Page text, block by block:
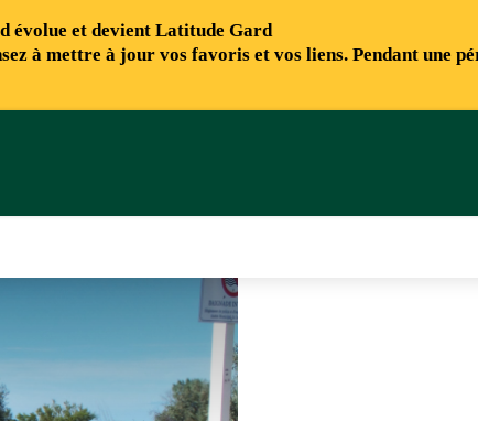
évolue et devient Latitude Gard
à mettre à jour vos favoris et vos liens. Pendant une